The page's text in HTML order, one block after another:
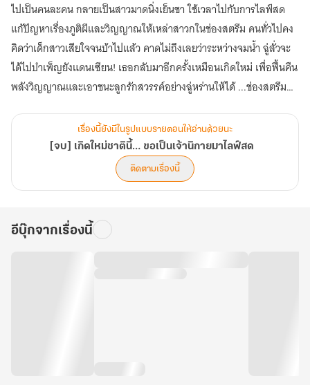
ไปเป็นคนละคน กลายเป็นสาวมาดนิ่งเย็นชา ใช้เวลาไปกับการไลฟ์สด
แก้ปัญหาเรื่องภูติผีและวิญญาณให้เหล่าสาวกในช่องสตรีม คนทั่วไปคง
คิดว่าเด็กสาวเสียใจจนบ้าไปแล้ว คาดไม่ถึงเลยว่าระหว่างจมน้ำ ฉู่ลั่วจะ
ได้ไปบำเพ็ญยังแดนเซียน! เธอกลับมาอีกครั้งเหมือนเกิดใหม่ เพื่อฟื้นคืน
พลังวิญญาณและเอาชนะลูกรักสวรรค์อย่างฉู่หร่านให้ได้ ...ช่องสตรีมสด
เรื่องนี้ยังมีในรูปแบบรายตอนให้อ่านด้วยนะ
[จบ] เกิดใหม่ชาตินี้… ขอเป็นเจ้านิกายมาไลฟ์สด
ติดตามเรื่องนี้
อีบุ๊กจากเรื่องนี้